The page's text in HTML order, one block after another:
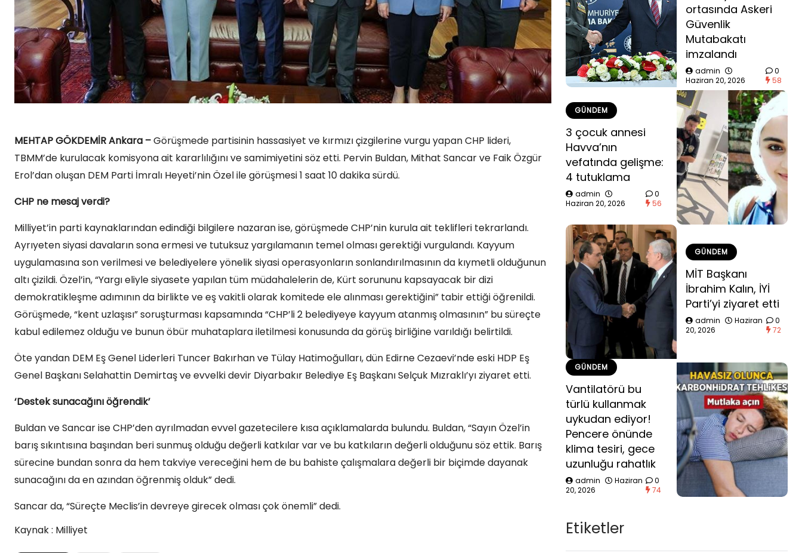
MEHTAP GÖKDEMİR Ankara –Görüşmede partisinin hassasiyet ve kırmızı çizgilerine vurgu yapan CHP lideri,
TBMM’de kurulacak komisyona ait kararlılığını ve samimiyetini söz etti. Pervin Buldan, Mithat Sancar ve Faik Özgür
Erol’dan oluşan DEM Parti İmralı Heyeti’nin Özel ile görüşmesi 1 saat 10 dakika sürdü.
CHP ne mesaj verdi?
Milliyet’in parti kaynaklarından edindiği bilgilere nazaran ise, görüşmede CHP’nin kurula ait teklifleri tekrarlandı.
Ayrıyeten siyasi davaların sona ermesi ve tutuksuz yargılamanın temel olması gerektiği vurgulandı. Kayyum
uygulamasına son verilmesi ve belediyelere yönelik siyasi operasyonların sonlandırılmasının da kıymetli olduğunun
altı çizildi. Özel’in, “Yargı eliyle siyasete yapılan tüm müdahalelerin de, Kürt sorununu kapsayacak bir dizi
demokratikleşme adımının da birlikte ve eş vakitli olarak komitede ele alınması gerektiğini” tabir ettiği öğrenildi.
Görüşmede, “kent uzlaşısı” soruşturması kapsamında “CHP’li 2 belediyeye kayyum atanmış olmasının” bu süreçte
kabul edilemez olduğu ve bunun öbür muhataplara iletilmesi konusunda da görüş birliğine varıldığı belirtildi.
Öte yandan DEM Eş Genel Liderleri Tuncer Bakırhan ve Tülay Hatimoğulları, dün Edirne Cezaevi’nde eski HDP Eş
Genel Başkanı Selahattin Demirtaş ve evvelki devir Diyarbakır Belediye Eş Başkanı Selçuk Mızraklı’yı ziyaret etti.
‘Destek sunacağını öğrendik’
Buldan ve Sancar ise CHP’den ayrılmadan evvel gazetecilere kısa açıklamalarda bulundu. Buldan, “Sayın Özel’in
barış sıkıntısına başından beri sunmuş olduğu değerli katkılar var ve bu katkıların değerli olduğunu söz ettik. Barış
sürecine bundan sonra da hem takviye vereceğini hem de bu bahiste çalışmalara değerli bir biçimde dayanak
sunacağını da en azından öğrenmiş olduk” dedi.
Sancar da, “Süreçte Meclis’in devreye girecek olması çok önemli” dedi.
Kaynak : Milliyet
ortasında Askeri
Güvenlik
Mutabakatı
imzalandı
admin
Haziran 20, 2026
0
58
GÜNDEM
3 çocuk annesi
Havva’nın
vefatında gelişme:
4 tutuklama
admin
Haziran 20, 2026
0
56
GÜNDEM
MİT Başkanı
İbrahim Kalın, İYİ
Parti’yi ziyaret etti
admin
Haziran
20, 2026
0
72
GÜNDEM
Vantilatörü bu
türlü kullanmak
uykudan ediyor!
Pencere önünde
klima tesiri, gece
uzunluğu rahatlık
admin
Haziran
20, 2026
0
74
Etiketler